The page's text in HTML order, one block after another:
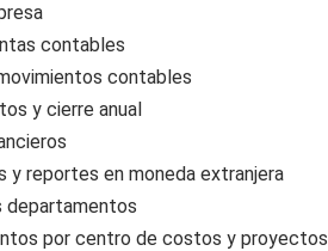
contables
contables
y cierre anual
y reportes en moneda extranjera
departamentos
por centro de costos y proyectos